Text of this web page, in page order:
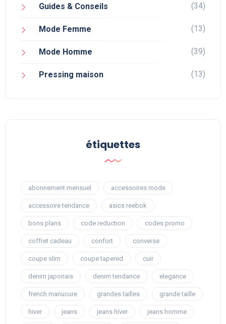
Guides & Conseils (34)
Mode Femme (13)
Mode Homme (39)
Pressing maison (13)
étiquettes
abonnement mensuel accessoires mode
accessoire tendance asics reebok
bons plans code reduction codes promo
coffret cadeau confort converse
coupe slim coupe tapered cuir
denim japonais denim tendance elegance
french manucure grandes tailles grande taille
hiver jeans jeans hiver jeans homme